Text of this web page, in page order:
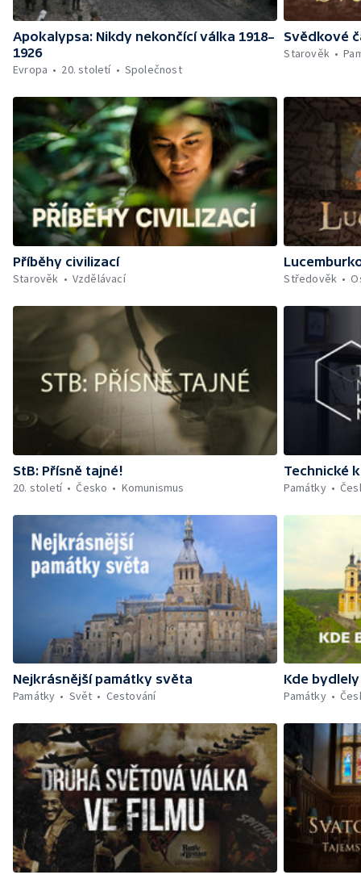
Apokalypsa: Nikdy nekončící válka 1918–
1926
Evropa
20. století Společnost
Svědkové
Starověk
Příběhy civilizací
Starověk
Vzdělávací
Středověk
StB: Přísně tajné!
20. století
Česko Komunismus
Technické
Památky
Nejkrásnější památky světa
Památky
Svět Cestování
Kde
Památky